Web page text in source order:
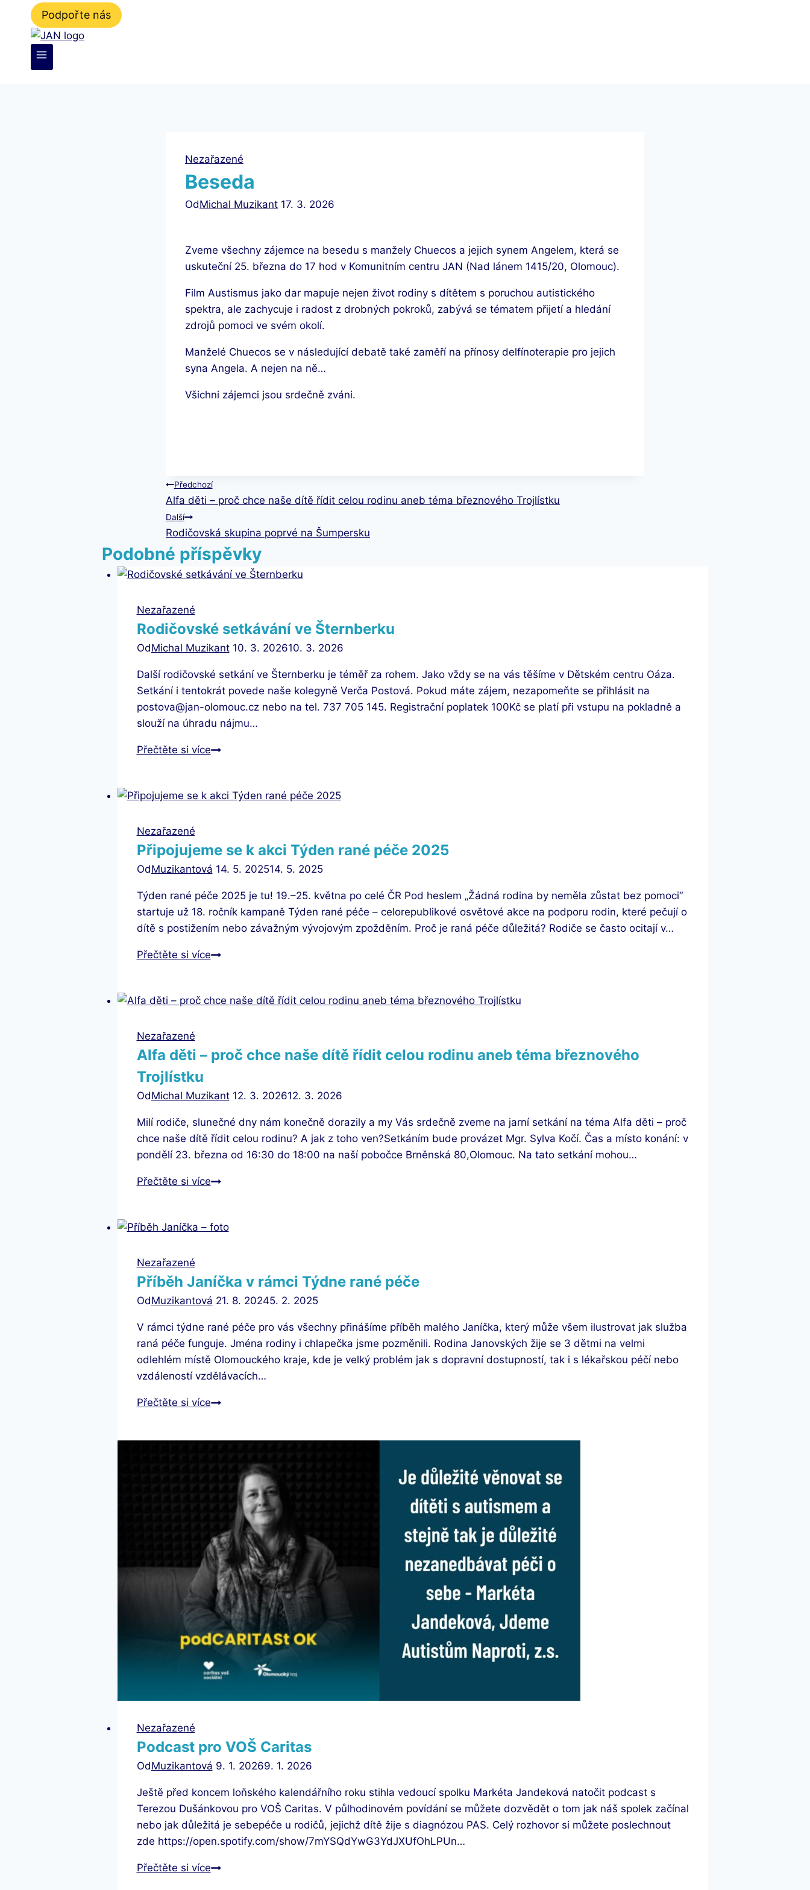
Podpořte nás
Nezařazené
Beseda
OdMichal Muzikant 17. 3. 2026
Zveme všechny zájemce na besedu s manžely Chuecos a jejich synem Angelem, která se
uskuteční 25. března do 17 hod v Komunitním centru JAN (Nad lánem 1415/20, Olomouc).
Film Austismus jako dar mapuje nejen život rodiny s dítětem s poruchou autistického
spektra, ale zachycuje i radost z drobných pokroků, zabývá se tématem přijetí a hledání
zdrojů pomoci ve svém okolí.
Manželé Chuecos se v následující debatě také zaměří na přínosy delfínoterapie pro jejich
syna Angela. A nejen na ně…
Všichni zájemci jsou srdečně zváni.
Navigace
pro
příspěvek
Předchozí
Alfa děti – proč chce naše dítě řídit celou rodinu aneb téma březnového Trojlístku
Další
Rodičovská skupina poprvé na Šumpersku
Podobné příspěvky
Nezařazené
Rodičovské setkávání ve Šternberku
OdMichal Muzikant 10. 3. 202610. 3. 2026
Další rodičovské setkání ve Šternberku je téměř za rohem. Jako vždy se na vás těšíme v Dětském centru Oáza.
Setkání i tentokrát povede naše kolegyně Verča Postová. Pokud máte zájem, nezapomeňte se přihlásit na
postova@jan-olomouc.cz nebo na tel. 737 705 145. Registrační poplatek 100Kč se platí při vstupu na pokladně a
slouží na úhradu nájmu…
Přečtěte si víceRodičovské
Šternberku
Nezařazené
Připojujeme se k akci Týden rané péče 2025
OdMuzikantová 14. 5. 202514. 5. 2025
Týden rané péče 2025 je tu! 19.–25. května po celé ČR Pod heslem „Žádná rodina by neměla zůstat bez pomoci“
startuje už 18. ročník kampaně Týden rané péče – celorepublikové osvětové akce na podporu rodin, které pečují o
dítě s postižením nebo závažným vývojovým zpožděním. Proč je raná péče důležitá? Rodiče se často ocitají v…
Přečtěte si vícePřipojujeme
akci
péče
Nezařazené
Alfa děti – proč chce naše dítě řídit celou rodinu aneb téma březnového
Trojlístku
OdMichal Muzikant 12. 3. 202612. 3. 2026
Milí rodiče, slunečné dny nám konečně dorazily a my Vás srdečně zveme na jarní setkání na téma Alfa děti – proč
chce naše dítě řídit celou rodinu? A jak z toho ven?Setkáním bude provázet Mgr. Sylva Kočí. Čas a místo konání: v
pondělí 23. března od 16:30 do 18:00 na naší pobočce Brněnská 80,Olomouc. Na tato setkání mohou…
Přečtěte si víceAlfa
proč
dítě
řídit
rodinu
aneb
téma
březnového
Nezařazené
Příběh Janíčka v rámci Týdne rané péče
OdMuzikantová 21. 8. 20245. 2. 2025
V rámci týdne rané péče pro vás všechny přinášíme příběh malého Janíčka, který může všem ilustrovat jak služba
raná péče funguje. Jména rodiny i chlapečka jsme pozměnili. Rodina Janovských žije se 3 dětmi na velmi
odlehlém místě Olomouckého kraje, kde je velký problém jak s dopravní dostupností, tak i s lékařskou péčí nebo
vzdáleností vzdělávacích…
Přečtěte si vícePříběh
rané
Nezařazené
Podcast pro VOŠ Caritas
OdMuzikantová 9. 1. 20269. 1. 2026
Ještě před koncem loňského kalendářního roku stihla vedoucí spolku Markéta Jandeková natočit podcast s
Terezou Dušánkovou pro VOŠ Caritas. V půlhodinovém povídání se můžete dozvědět o tom jak náš spolek začínal
nebo jak důležitá je sebepéče u rodičů, jejichž dítě žije s diagnózou PAS. Celý rozhovor si můžete poslechnout
zde https://open.spotify.com/show/7mYSQdYwG3YdJXUfOhLPUn…
Přečtěte si vícePodcast